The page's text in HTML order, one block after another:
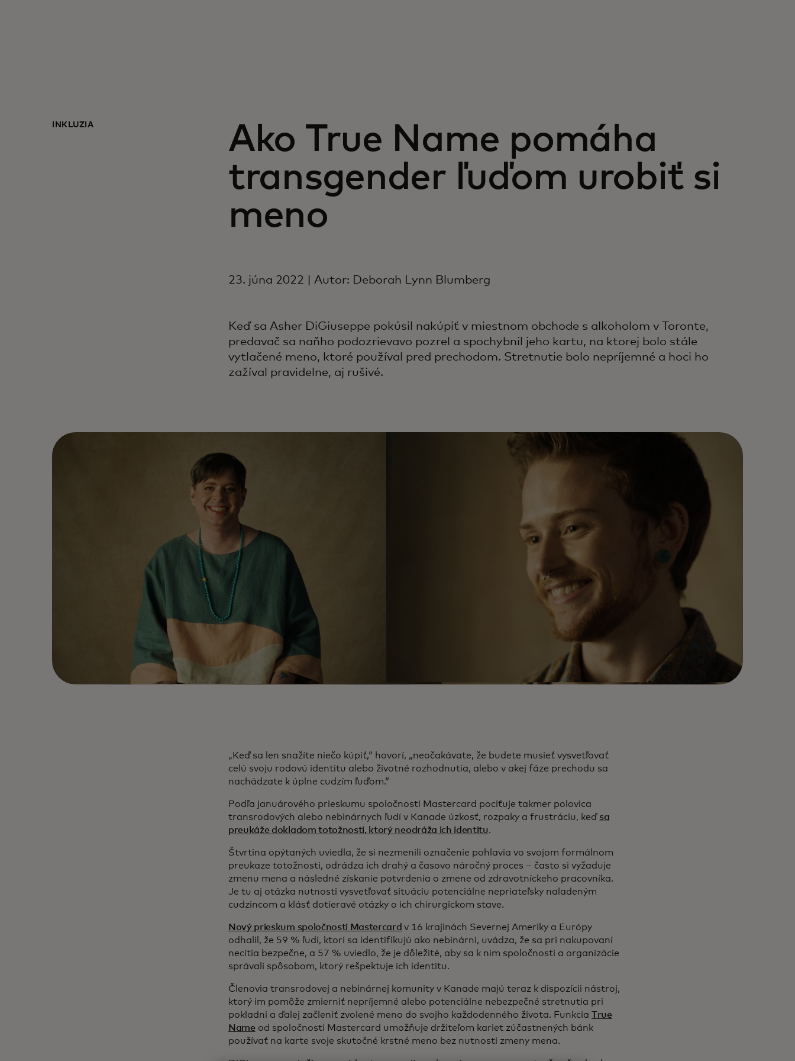
INKLÚZIA
Ako True Name pomáha
transgender ľuďom urobiť si
meno
23. júna 2022 | Autor: Deborah Lynn Blumberg
Keď sa Asher DiGiuseppe pokúsil nakúpiť v miestnom obchode s alkoholom v Toronte,
predavač sa naňho podozrievavo pozrel a spochybnil jeho kartu, na ktorej bolo stále
vytlačené meno, ktoré používal pred prechodom. Stretnutie bolo nepríjemné a hoci ho
zažíval pravidelne, aj rušivé.
„Keď sa len snažíte niečo kúpiť,“ hovorí, „neočakávate, že budete musieť vysvetľovať
celú svoju rodovú identitu alebo životné rozhodnutia, alebo v akej fáze prechodu sa
nachádzate k úplne cudzím ľuďom.“
Podľa januárového prieskumu spoločnosti Mastercard pociťuje takmer polovica
transrodových alebo nebinárnych ľudí v Kanade úzkosť, rozpaky a frustráciu, keď sa
preukáže dokladom totožnosti, ktorý neodráža ich identitu.
Štvrtina opýtaných uviedla, že si nezmenili označenie pohlavia vo svojom formálnom
preukaze totožnosti, odrádza ich drahý a časovo náročný proces – často si vyžaduje
zmenu mena a následné získanie potvrdenia o zmene od zdravotníckeho pracovníka.
Je tu aj otázka nutnosti vysvetľovať situáciu potenciálne nepriateľsky naladeným
cudzincom a klásť dotieravé otázky o ich chirurgickom stave.
Nový prieskum spoločnosti Mastercard v 16 krajinách Severnej Ameriky a Európy
odhalil, že 59 % ľudí, ktorí sa identifikujú ako nebinárni, uvádza, že sa pri nakupovaní
necítia bezpečne, a 57 % uviedlo, že je dôležité, aby sa k nim spoločnosti a organizácie
správali spôsobom, ktorý rešpektuje ich identitu.
Členovia transrodovej a nebinárnej komunity v Kanade majú teraz k dispozícii nástroj,
ktorý im pomôže zmierniť nepríjemné alebo potenciálne nebezpečné stretnutia pri
pokladni a ďalej začleniť zvolené meno do svojho každodenného života. Funkcia True
Name od spoločnosti Mastercard umožňuje držiteľom kariet zúčastnených bánk
používať na karte svoje skutočné krstné meno bez nutnosti zmeny mena.